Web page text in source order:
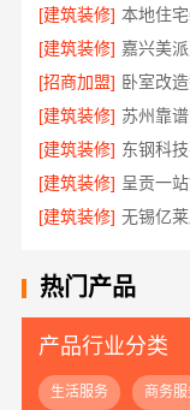
[建筑装修]
[建筑装修] 嘉兴美
[招商加盟] 卧室改
[建筑装修] 苏州靠
[建筑装修] 东钢科
[建筑装修]
[建筑装修]
热门产品
产品行业分类
生活服务 商务